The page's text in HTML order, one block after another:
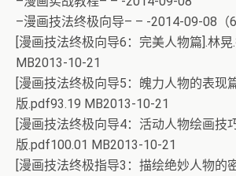
–漫画技法终极向导– – -2014-09-08（6
[漫画技法终极向导6：完美人物篇].林
MB2013-10-21
[漫画技法终极向导5：魄力人物的表现
版.pdf93.19 MB2013-10-21
[漫画技法终极向导4：活动人物绘画技
版.pdf100.01 MB2013-10-21
[漫画技法终极指导3：描绘绝妙人物的